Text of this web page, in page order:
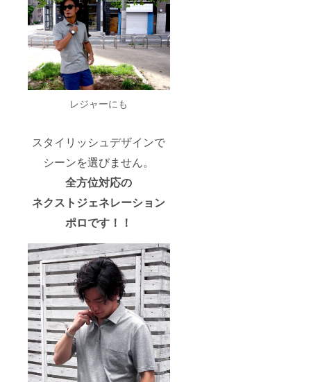
レジャーにも
スタイリッシュデザインで
シーンを選びません。
全方位対応の
ネクストジェネレーション
ポロです！！